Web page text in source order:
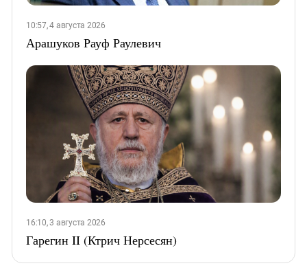
10:57, 4 августа 2026
Арашуков Рауф Раулевич
16:10, 3 августа 2026
Гарегин II (Ктрич Нерсесян)